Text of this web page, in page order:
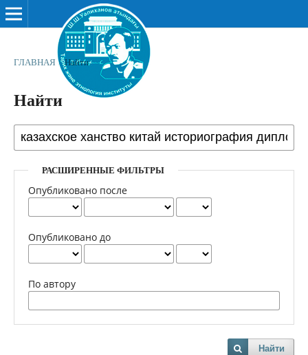
ГЛАВНАЯ / Найти
Найти
РАСШИРЕННЫЕ ФИЛЬТРЫ
Опубликовано после
Опубликовано до
По автору
Найти